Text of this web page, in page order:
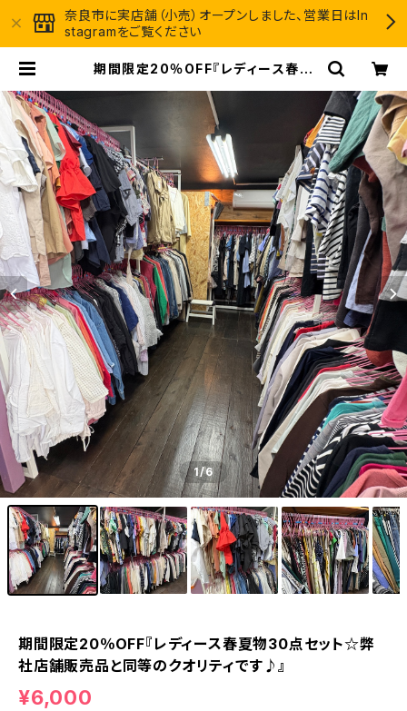
奈良市に実店舗（小売）オープンしました、営業日はIn
stagramをご覧ください
期間限定20％OFF『レディース春夏
等のクオリティです♪』 | リサイクル
古着卸＠GROWTH
1/6
期間限定20％OFF『レディース春夏物30点セット☆弊
社店舗販売品と同等のクオリティです♪』
¥6,000